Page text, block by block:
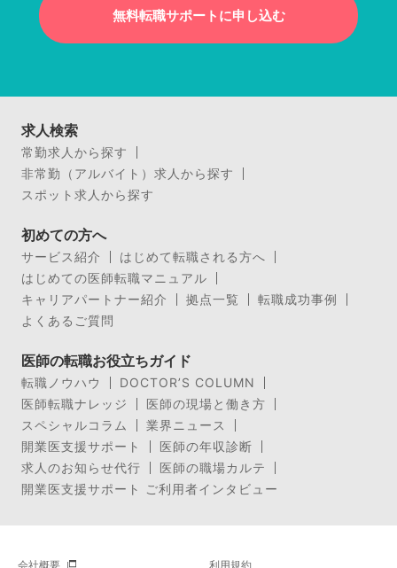
無料転職サポートに申し込む
求人検索
常勤求人から探す
非常勤（アルバイト）求人から探す
スポット求人から探す
初めての方へ
サービス紹介
はじめて転職される方へ
はじめての医師転職マニュアル
キャリアパートナー紹介
拠点一覧
転職成功事例
よくあるご質問
医師の転職お役立ちガイド
転職ノウハウ
DOCTOR’S COLUMN
医師転職ナレッジ
医師の現場と働き方
スペシャルコラム
業界ニュース
開業医支援サポート
医師の年収診断
求人のお知らせ代行
医師の職場カルテ
開業医支援サポート ご利用者インタビュー
会社概要 利用規約